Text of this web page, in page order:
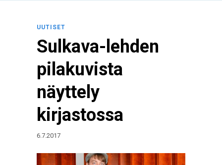
UUTISET
Sulkava-lehden
pilakuvista
näyttely
kirjastossa
6.7.2017